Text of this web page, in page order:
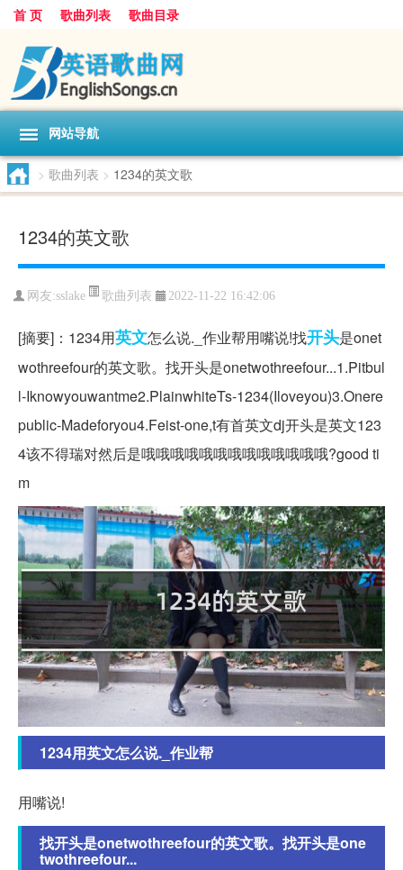
首 页 歌曲列表 歌曲目录
网站导航
> 歌曲列表 > 1234的英文歌
1234的英文歌
网友:sslake 歌曲列表 2022-11-22 16:42:06
[摘要]：1234用英文怎么说._作业帮用嘴说!找开头是onet
wothreefour的英文歌。找开头是onetwothreefour...1.Pitbul
l-Iknowyouwantme2.PlainwhiteTs-1234(Iloveyou)3.Onere
public-Madeforyou4.Feist-one,t有首英文dj开头是英文123
4该不得瑞对然后是哦哦哦哦哦哦哦哦哦哦哦哦哦?good ti
m
1234用英文怎么说._作业帮
用嘴说!
找开头是onetwothreefour的英文歌。找开头是one
twothreefour...